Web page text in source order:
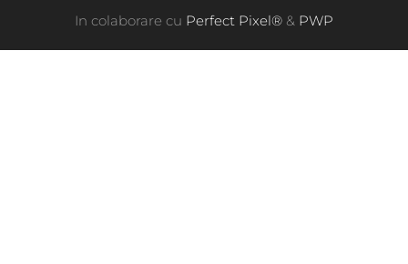
In colaborare cu Perfect Pixel® & PWP